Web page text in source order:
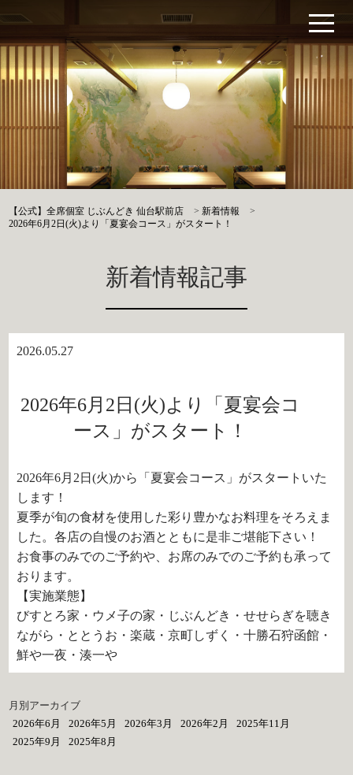
【公式】全席個室 じぶんどき 仙台駅前店 >新着情報
>
2026年6月2日(火)より「夏宴会コース」がスタート！
新着情報記事
2026.05.27
2026年6月2日(火)より「夏宴会コ
ース」がスタート！
2026年6月2日(火)から「夏宴会コース」がスタートいた
します！
夏季が旬の食材を使用した彩り豊かなお料理をそろえま
した。各店の自慢のお酒とともに是非ご堪能下さい！
お食事のみでのご予約や、お席のみでのご予約も承って
おります。
【実施業態】
びすとろ家・ウメ子の家・じぶんどき・せせらぎを聴き
ながら・ととうお・楽蔵・京町しずく・十勝石狩函館・
鮮や一夜・湊一や
月別アーカイブ
2026年6月
2026年5月 2026年3月 2026年2月
2025年11月
2025年9月
2025年8月